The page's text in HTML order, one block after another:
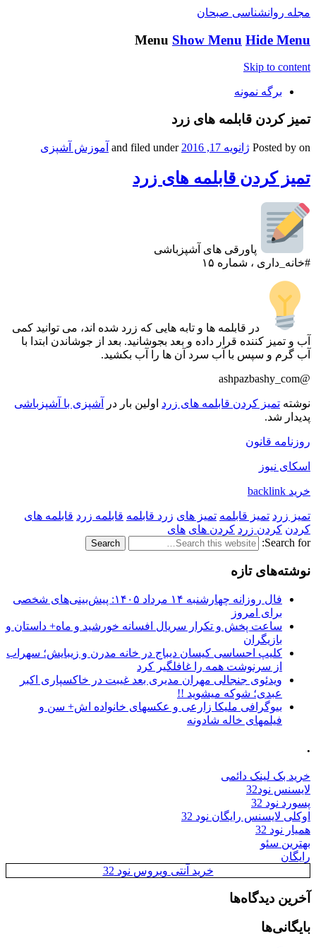
مجله روانشناسی صبحان
Menu Show Menu Hide Menu
Skip to content
برگه نمونه
تمیز کردن قابلمه های زرد
Posted by on ژانویه 17, 2016 and filed under آموزش آشپزی
تمیز کردن قابلمه های زرد
پاورقی های آشپزباشی
#خانه_داری ، شماره ۱۵
در قابلمه ها و تابه هایی که زرد شده اند، می توانید کمی
آب و تمیز کننده قرار داده و بعد بجوشانید. بعد از جوشاندن ابتدا با
آب گرم و سپس با آب سرد آن ها را آب بکشید.
@ashpazbashy_com
نوشته تمیز کردن قابلمه های زرد اولین بار در
آشپزی با آشپزباشی
پدیدار شد.
روزنامه قانون
اسکای نیوز
خرید backlink
تمیز زرد تمیز قابلمه تمیز های زرد قابلمه قابلمه زرد قابلمه های
کردن کردن زرد کردن های های
Search for:
نوشته‌های تازه
فال روزانه چهارشنبه ۱۴ مرداد ۱۴۰۵: پیش‌بینی‌های شخصی
برای امروز
ساعت پخش و تکرار سریال افسانه خورشید و ماه+ داستان و
بازیگران
کلیپ احساسی کیسان دیباج در خانه مدرن و زیبایش؛ سهراب
از سرنوشت همه را غافلگیر کرد
ویدئوی جنجالی مهران مدیری بعد غیبت در خاکسپاری اکبر
عبدی؛ شوکه میشوید !!
بیوگرافی ملیکا زارعی و عکسهای خانواده اش+ سن و
فیلمهای خاله شادونه
.
خرید بک لینک دائمی
لایسنس نود32
پسورد نود 32
اوکلی لایسنس رایگان نود 32
همیار نود 32
بهترین سئو
رایگان
خرید آنتی ویروس نود 32
آخرین دیدگاه‌ها
بایگانی‌ها